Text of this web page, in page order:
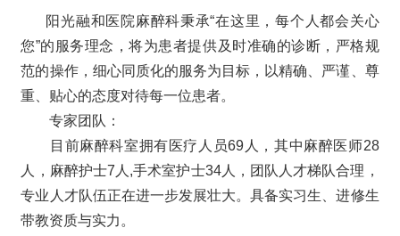
阳光融和医院麻醉科秉承“在这里，每个人都会关心
您”的服务理念，将为患者提供及时准确的诊断，严格规
范的操作，细心同质化的服务为目标，以精确、严谨、尊
重、贴心的态度对待每一位患者。
专家团队：
目前麻醉科室拥有医疗人员69人，其中麻醉医师28
人，麻醉护士7人,手术室护士34人，团队人才梯队合理，
专业人才队伍正在进一步发展壮大。具备实习生、进修生
带教资质与实力。